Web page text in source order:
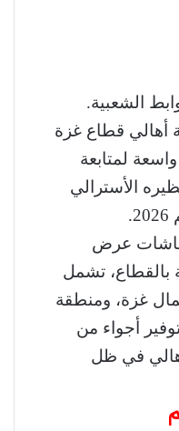
الشعبية.
أهالي قطاع غزة
لمتابعة
الأسترالي
شاشات عرض
بالقطاع، تشمل
غزة، ومنطقة
أجواء من
في ظل